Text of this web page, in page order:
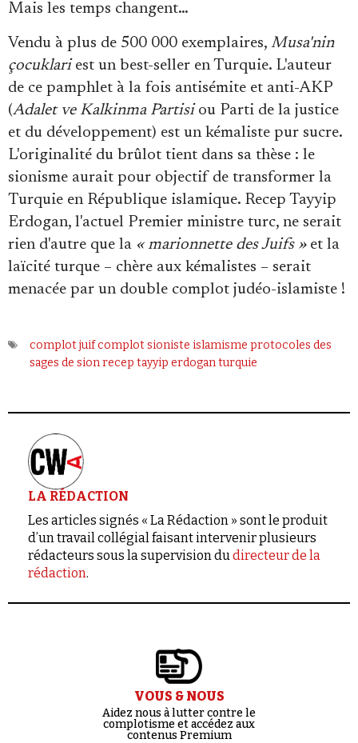
Mais les temps changent…
Vendu à plus de 500 000 exemplaires, Musa'nin
çocuklari est un best-seller en Turquie. L'auteur
de ce pamphlet à la fois antisémite et anti-AKP
(Adalet ve Kalkinma Partisi ou Parti de la justice
et du développement) est un kémaliste pur sucre.
L'originalité du brûlot tient dans sa thèse : le
sionisme aurait pour objectif de transformer la
Turquie en République islamique. Recep Tayyip
Erdogan, l'actuel Premier ministre turc, ne serait
rien d'autre que la « marionnette des Juifs »et la
laïcité turque – chère aux kémalistes – serait
menacée par un double complot judéo-islamiste !
complot juifcomplot sioniste islamisme protocoles des
sages de sionrecep tayyip erdoganturquie
LA RÉDACTION
Les articles signés « La Rédaction » sont le produit
d’un travail collégial faisant intervenir plusieurs
rédacteurs sous la supervision dudirecteur de la
rédaction.
VOUS & NOUS
Aidez nous à lutter contre le
complotisme et accédez aux
contenus Premium